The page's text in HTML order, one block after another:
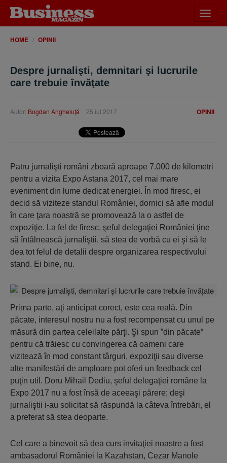
meniu
HOME OPINII
Despre jurnalişti, demnitari şi lucrurile
care trebuie învăţate
OPINII
Autor: Bogdan Angheluţă 25 iul 2017
Patru jurnalişti români zboară aproape 7.000 de kilometri
pentru a vizita Expo Astana 2017, cel mai mare
eveniment din lume dedicat energiei. În mod firesc, ei
decid să viziteze standul României, dornici să afle modul
în care ţara noastră se promovează la o astfel de
expoziţie. La fel de firesc, şeful delegaţiei României ţine
să întâlnească jurnaliştii, să stea de vorbă cu ei şi să le
dea tot felul de detalii despre organizarea respectivului
stand. Ei bine, nu.
Prima parte, aţi anticipat corect, este cea reală. Din
păcate, interesul nostru nu a fost recompensat cu unul pe
măsură din partea celeilalte părţi. Şi spun ”din păcate“
pentru că trăiesc cu convingerea că oameni care
vizitează în mod constant târguri, expoziţii sau diverse
alte manifestări de amploare pot oferi un feedback cel
puţin util. Doru Mihail Dediu, şeful delegaţiei române la
Expo 2017 nu a fost însă de aceeaşi părere; deşi
jurnaliştii i-au solicitat să răspundă la câteva întrebări, el
a preferat să stea deoparte.
Cel care a binevoit să dea curs invitaţiei noastre a fost
ambasadorul României la Kazahstan, Cezar Manole